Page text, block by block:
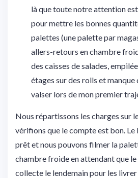
là que toute notre attention
pour mettre les bonnes
palettes (une palette par
allers-retours en chambre
des caisses de salades,
étages sur des rolls et
valser lors de mon premier
Nous répartissons les charges sur
vérifions que le compte est bon. Le
prêt et nous pouvons filmer la
chambre froide en attendant que
collecte le lendemain pour les livrer